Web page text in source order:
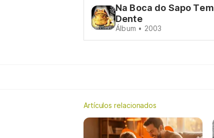
Na Boca do Sapo Tem
Dente
Álbum • 2003
Artículos relacionados